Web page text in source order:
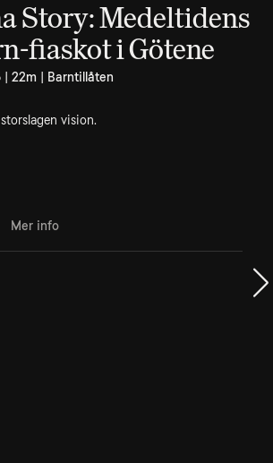
Story: Medeltidens
fiaskot i Götene
| 22m | Barntillåten
vision.
Mer info